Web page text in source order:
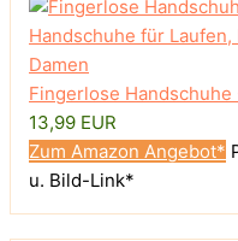
Fingerlose
13,99 EUR
Zum Amazon Angebot*
u. Bild-Link*